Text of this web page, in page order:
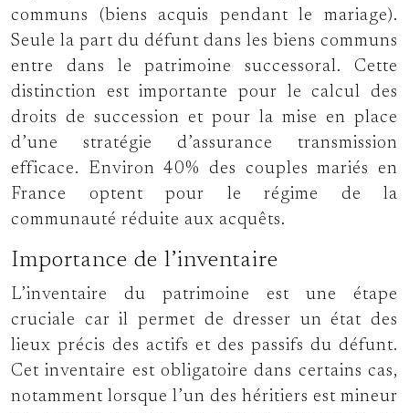
communs (biens acquis pendant le mariage).
Seule la part du défunt dans les biens communs
entre dans le patrimoine successoral. Cette
distinction est importante pour le calcul des
droits de succession et pour la mise en place
d’une stratégie d’assurance transmission
efficace. Environ 40% des couples mariés en
France optent pour le régime de la
communauté réduite aux acquêts.
Importance de l’inventaire
L’inventaire du patrimoine est une étape
cruciale car il permet de dresser un état des
lieux précis des actifs et des passifs du défunt.
Cet inventaire est obligatoire dans certains cas,
notamment lorsque l’un des héritiers est mineur